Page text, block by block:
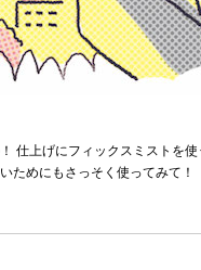
上げにフィックスミストを
ためにもさっそく使ってみて！